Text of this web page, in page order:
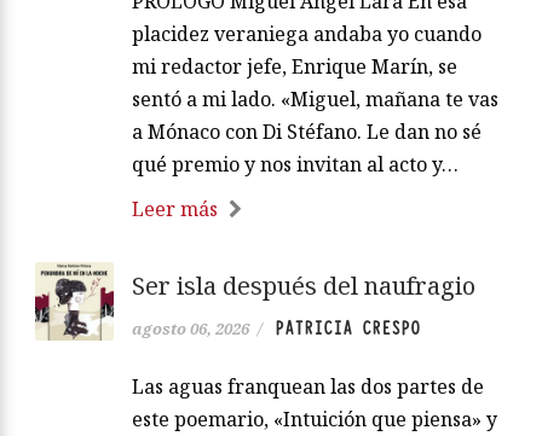
placidez veraniega andaba yo cuando
mi redactor jefe, Enrique Marín, se
sentó a mi lado. «Miguel, mañana te vas
a Mónaco con Di Stéfano. Le dan no sé
qué premio y nos invitan al acto y…
Leer más
Ser isla después del naufragio
agosto 06, 2026 / PATRICIA CRESPO
Las aguas franquean las dos partes de
este poemario, «Intuición que piensa» y